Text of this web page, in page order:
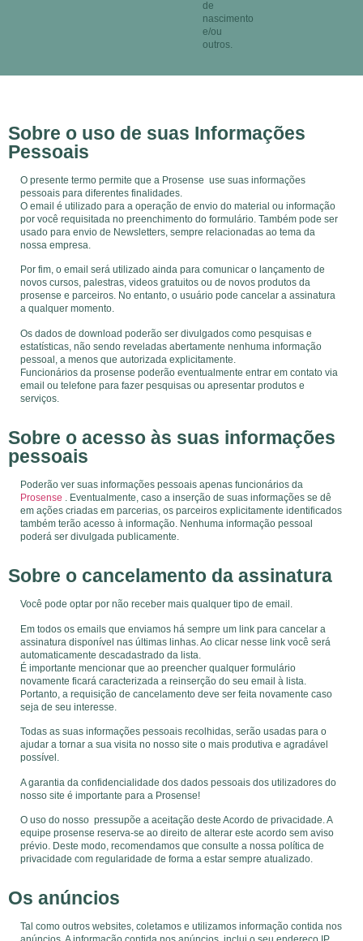
de
nascimento
e/ou
outros.
Sobre o uso de suas Informações
Pessoais
O presente termo permite que a Prosense use suas informações
pessoais para diferentes finalidades.
O email é utilizado para a operação de envio do material ou informação
por você requisitada no preenchimento do formulário. Também pode ser
usado para envio de Newsletters, sempre relacionadas ao tema da
nossa empresa.
Por fim, o email será utilizado ainda para comunicar o lançamento de
novos cursos, palestras, videos gratuitos ou de novos produtos da
prosense e parceiros. No entanto, o usuário pode cancelar a assinatura
a qualquer momento.
Os dados de download poderão ser divulgados como pesquisas e
estatísticas, não sendo reveladas abertamente nenhuma informação
pessoal, a menos que autorizada explicitamente.
Funcionários da prosense poderão eventualmente entrar em contato via
email ou telefone para fazer pesquisas ou apresentar produtos e
serviços.
Sobre o acesso às suas informações
pessoais
Poderão ver suas informações pessoais apenas funcionários da
Prosense . Eventualmente, caso a inserção de suas informações se dê
em ações criadas em parcerias, os parceiros explicitamente identificados
também terão acesso à informação. Nenhuma informação pessoal
poderá ser divulgada publicamente.
Sobre o cancelamento da assinatura
Você pode optar por não receber mais qualquer tipo de email.
Em todos os emails que enviamos há sempre um link para cancelar a
assinatura disponível nas últimas linhas. Ao clicar nesse link você será
automaticamente descadastrado da lista.
É importante mencionar que ao preencher qualquer formulário
novamente ficará caracterizada a reinserção do seu email à lista.
Portanto, a requisição de cancelamento deve ser feita novamente caso
seja de seu interesse.
Todas as suas informações pessoais recolhidas, serão usadas para o
ajudar a tornar a sua visita no nosso site o mais produtiva e agradável
possível.
A garantia da confidencialidade dos dados pessoais dos utilizadores do
nosso site é importante para a Prosense!
O uso do nosso pressupõe a aceitação deste Acordo de privacidade. A
equipe prosense reserva-se ao direito de alterar este acordo sem aviso
prévio. Deste modo, recomendamos que consulte a nossa política de
privacidade com regularidade de forma a estar sempre atualizado.
Os anúncios
Tal como outros websites, coletamos e utilizamos informação contida nos